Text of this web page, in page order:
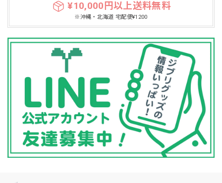
¥10,000円以上送料無料
※沖縄・北海道 宅配便¥1200